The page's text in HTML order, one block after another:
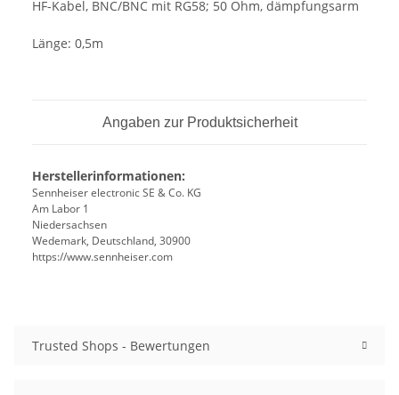
HF-Kabel, BNC/BNC mit RG58; 50 Ohm, dämpfungsarm
Länge: 0,5m
Angaben zur Produktsicherheit
Herstellerinformationen:
Sennheiser electronic SE & Co. KG
Am Labor 1
Niedersachsen
Wedemark, Deutschland, 30900
https://www.sennheiser.com
Trusted Shops - Bewertungen